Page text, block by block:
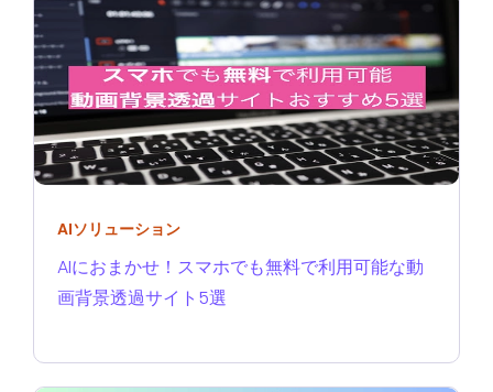
AIソリューション
AIにおまかせ！スマホでも無料で利用可能な動
画背景透過サイト5選